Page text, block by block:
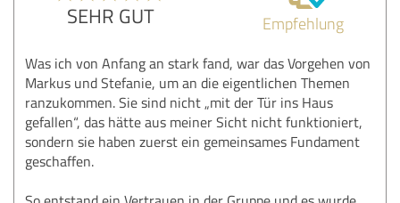
SEHR GUT Empfehlung
Was ich von Anfang an stark fand, war das Vorgehen von
Markus und Stefanie, um an die eigentlichen Themen
ranzukommen. Sie sind nicht „mit der Tür ins Haus
gefallen“, das hätte aus meiner Sicht nicht funktioniert,
sondern sie haben zuerst ein gemeinsames Fundament
geschaffen.